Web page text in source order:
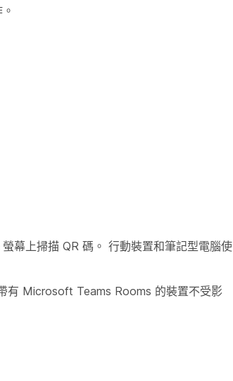
幕上掃描 QR 碼。 行動裝置和筆記型電腦使
有 Microsoft Teams Rooms 的裝置不受影